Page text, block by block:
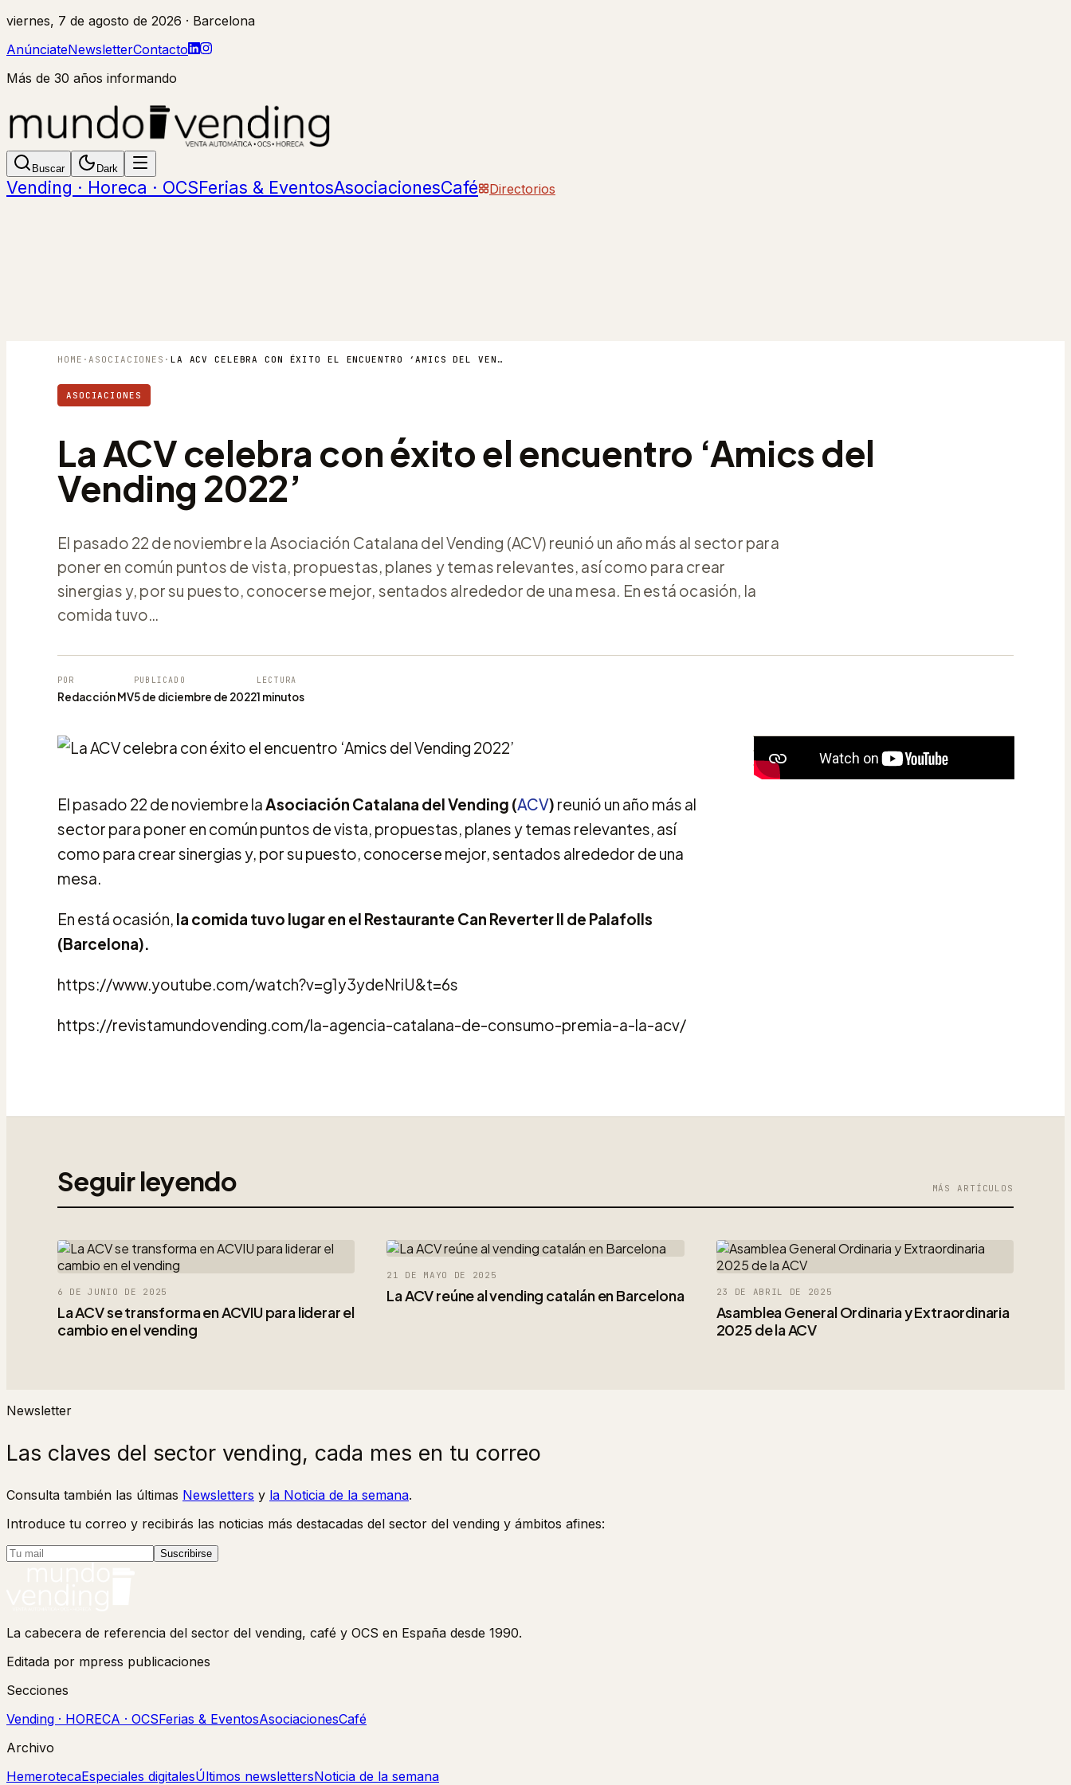
viernes, 7 de agosto de 2026 · Barcelona
AnúnciateNewsletterContacto
Más de 30 años informando
Buscar Dark
Vending · Horeca · OCSFerias & EventosAsociacionesCafé Directorios
HOME ·ASOCIACIONES · LA ACV CELEBRA CON ÉXITO EL ENCUENTRO ‘AMICS DEL VENDING 2022’
ASOCIACIONES
La ACV celebra con éxito el encuentro ‘Amics del
Vending 2022’
El pasado 22 de noviembre la Asociación Catalana del Vending (ACV) reunió un año más al sector para
poner en común puntos de vista, propuestas, planes y temas relevantes, así como para crear
sinergias y, por su puesto, conocerse mejor, sentados alrededor de una mesa. En está ocasión, la
comida tuvo…
POR
Redacción MV
PUBLICADO
5 de diciembre de 2022
LECTURA
1 minutos
El pasado 22 de noviembre laAsociación Catalana del Vending (ACV) reunió un año más al
sector para poner en común puntos de vista, propuestas, planes y temas relevantes, así
como para crear sinergias y, por su puesto, conocerse mejor, sentados alrededor de una
mesa.
En está ocasión, la comida tuvo lugar en el Restaurante Can Reverter II de Palafolls
(Barcelona).
https://www.youtube.com/watch?v=g1y3ydeNriU&t=6s
https://revistamundovending.com/la-agencia-catalana-de-consumo-premia-a-la-acv/
Seguir leyendo MÁS ARTÍCULOS
6 DE JUNIO DE 2025
La ACV se transforma en ACVIU para liderar el
cambio en el vending
21 DE MAYO DE 2025
La ACV reúne al vending catalán en Barcelona 23 DE ABRIL DE 2025
Asamblea General Ordinaria y Extraordinaria
2025 de la ACV
Newsletter
Las claves del sector vending, cada mes en tu correo
Consulta también las últimas Newsletters y la Noticia de la semana.
Introduce tu correo y recibirás las noticias más destacadas del sector del vending y ámbitos afines:
Suscribirse
La cabecera de referencia del sector del vending, café y OCS en España desde 1990.
Editada por mpress publicaciones
Secciones
Vending · HORECA · OCSFerias & EventosAsociacionesCafé
Archivo
HemerotecaEspeciales digitalesÚltimos newslettersNoticia de la semana